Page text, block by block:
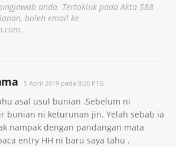
anda. Tertakluk pada Akta 588
boleh email ke
5 April 2019 pada 8:26 PTG
asal usul bunian .Sebelum ni
bunian ni keturunan jin. Yelah sebab ia
nampak dengan pandangan mata
entry HH ni baru saya tahu .